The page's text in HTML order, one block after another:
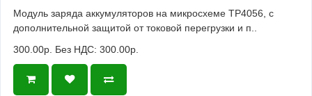
Модуль заряда аккумуляторов на микросхеме TP4056, с
дополнительной защитой от токовой перегрузки и п..
300.00р. Без НДС: 300.00р.